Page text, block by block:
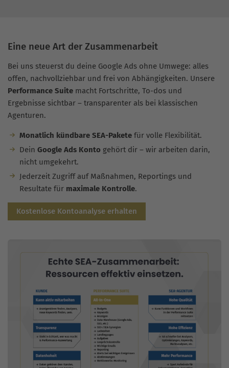
Eine neue Art der Zusammenarbeit
Bei uns steuerst du deine Google Ads ohne Umwege: alles
offen, nachvollziehbar und frei von Abhängigkeiten. Unsere
Performance Suite macht Fortschritte, To-dos und
Ergebnisse sichtbar – transparenter als bei klassischen
Agenturen.
Monatlich kündbare SEA-Paketefür volle Flexibilität.
Dein Google Ads Konto gehört dir – wir arbeiten darin,
nicht umgekehrt.
Jederzeit Zugriff auf Maßnahmen, Reportings und
Resultate für maximale Kontrolle.
Kostenlose Kontoanalyse erhalten